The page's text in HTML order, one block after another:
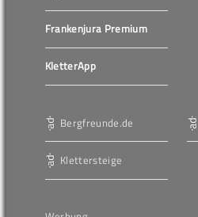
Frankenjura Premium
KletterApp
Bergfreunde.de
Klettersteige